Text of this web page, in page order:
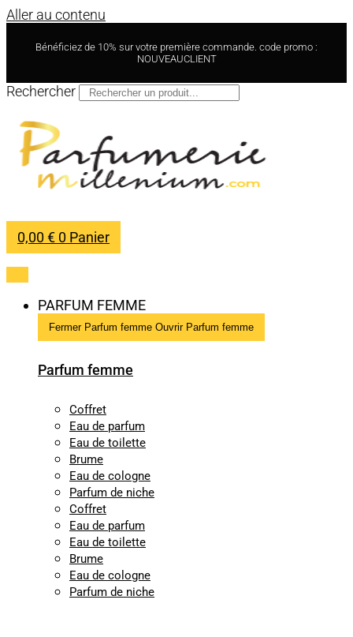
Aller au contenu
Bénéficiez de 10% sur votre première commande. code promo :
NOUVEAUCLIENT
Rechercher
0,00€ 0 Panier
PARFUM FEMME
Fermer Parfum femme Ouvrir Parfum femme
Parfum femme
Coffret
Eau de parfum
Eau de toilette
Brume
Eau de cologne
Parfum de niche
Coffret
Eau de parfum
Eau de toilette
Brume
Eau de cologne
Parfum de niche